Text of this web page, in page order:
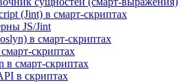
(Jint) в смарт-скриптах
JS/Jint
в смарт-скриптах
скриптах
в смарт-скриптах
в скриптах